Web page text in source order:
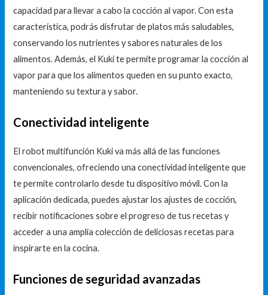
capacidad para llevar a cabo la cocción al vapor. Con esta
característica, podrás disfrutar de platos más saludables,
conservando los nutrientes y sabores naturales de los
alimentos. Además, el Kuki te permite programar la cocción al
vapor para que los alimentos queden en su punto exacto,
manteniendo su textura y sabor.
Conectividad inteligente
El robot multifunción Kuki va más allá de las funciones
convencionales, ofreciendo una conectividad inteligente que
te permite controlarlo desde tu dispositivo móvil. Con la
aplicación dedicada, puedes ajustar los ajustes de cocción,
recibir notificaciones sobre el progreso de tus recetas y
acceder a una amplia colección de deliciosas recetas para
inspirarte en la cocina.
Funciones de seguridad avanzadas